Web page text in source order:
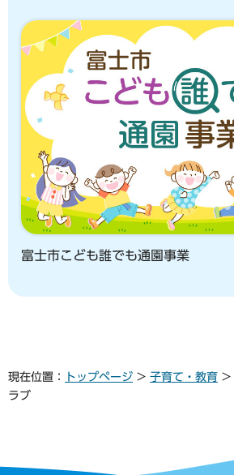
富士市こども誰でも通園事業
現在位置： トップページ > 子育て・教育 >
ラブ